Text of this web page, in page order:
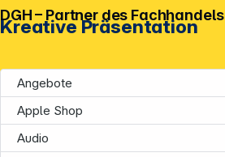
Kreative Präsentation
Angebote
Apple Shop
Audio
DGH – Partner des Fachhandels